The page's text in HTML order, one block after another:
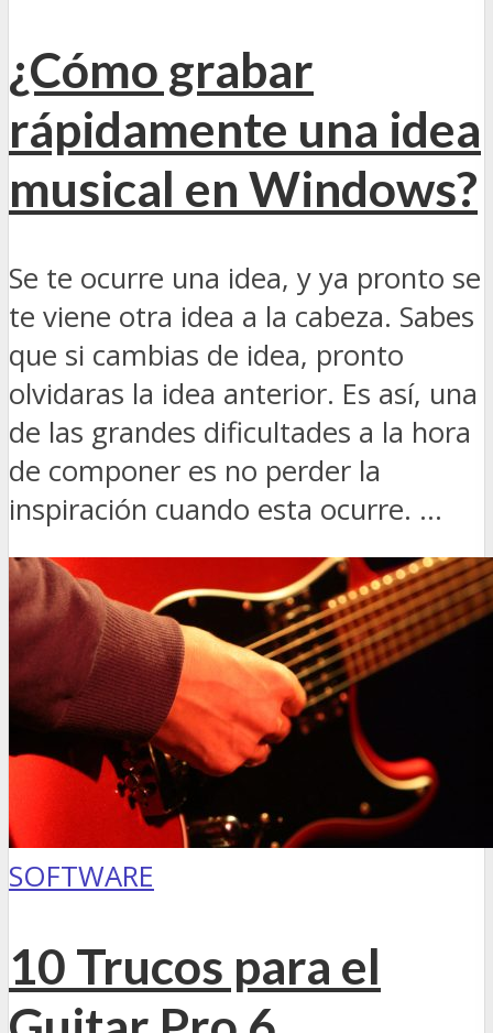
¿Cómo grabar
rápidamente una idea
musical en Windows?
Se te ocurre una idea, y ya pronto se
te viene otra idea a la cabeza. Sabes
que si cambias de idea, pronto
olvidaras la idea anterior. Es así, una
de las grandes dificultades a la hora
de componer es no perder la
inspiración cuando esta ocurre. ...
SOFTWARE
10 Trucos para el